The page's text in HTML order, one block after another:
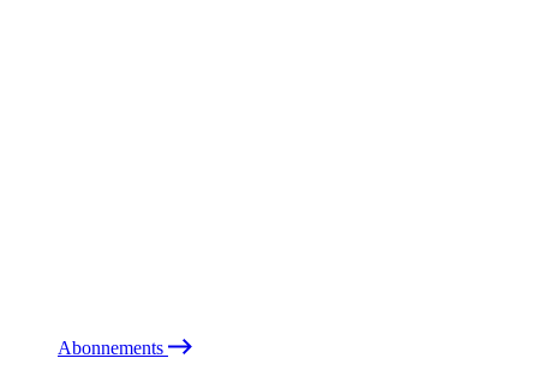
Abonnements